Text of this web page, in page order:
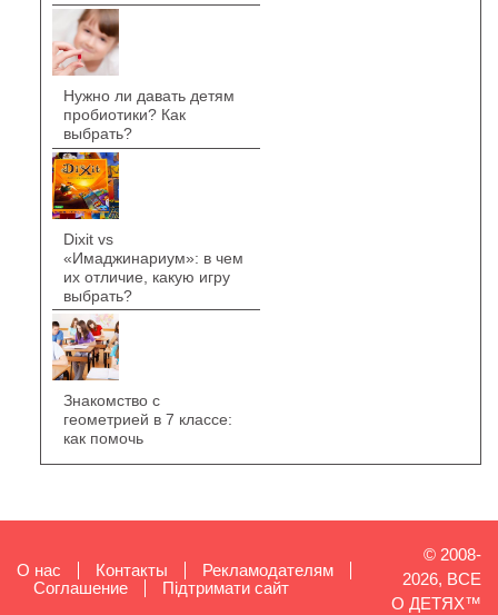
Нужно ли давать детям
пробиотики? Как
выбрать?
Dixit vs
«Имаджинариум»: в чем
их отличие, какую игру
выбрать?
Знакомство с
геометрией в 7 классе:
как помочь
О нас Контакты
Рекламодателям
Cоглашение
Підтримати сайт
© 2008-
2026, ВСЕ
О ДЕТЯХ™